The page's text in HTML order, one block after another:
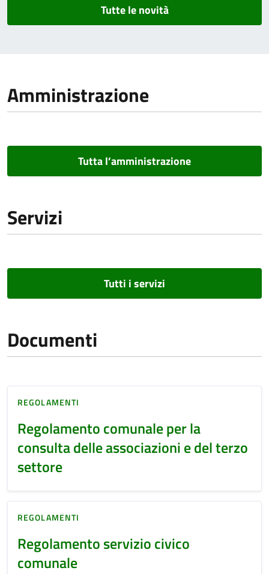
Tutte le novità
Amministrazione
Tutta l’amministrazione
Servizi
Tutti i servizi
Documenti
REGOLAMENTI
Regolamento comunale per la
consulta delle associazioni e del terzo
settore
REGOLAMENTI
Regolamento servizio civico
comunale